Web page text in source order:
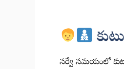
సర్వే సమయంలో